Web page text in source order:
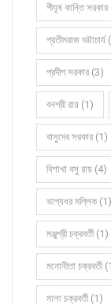
পীযূষ কান্তি
প্রতীমরাজ
প্রদীপ সরকার (3)
বনশ্রী রায় (1)
বাসুদেব সরকার (1)
বিশাখা বসু রায় (4)
ভাগ্যধর মল্লিক (1)
মঞ্জুশ্রী চক্রবর্তী (1)
মনোনীতা চক্রবর্তী
মালা চক্রবর্তী (1)